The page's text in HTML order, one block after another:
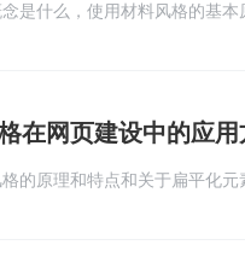
是什么，使用材料风格的基
在网页建设中的应用
的原理和特点和关于扁平化元